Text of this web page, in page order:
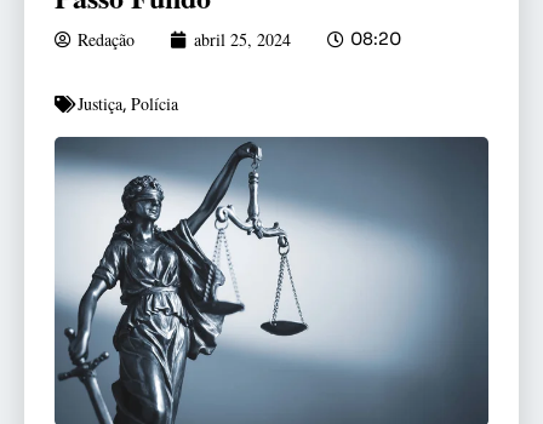
Redação abril 25, 2024 08:20
Justiça, Polícia